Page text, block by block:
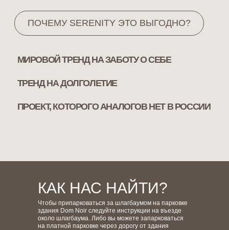
КАК НАС НАЙТИ?
Чтобы припарковаться за шлагбаумом на парковке
здания Dom Noir следуйте инструкции на въезде
около шлагбаума. Либо вы можете запарковаться
на платной парковке через дорогу от здания